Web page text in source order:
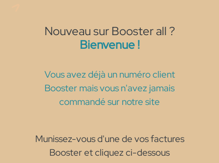
Nouveau sur Booster all ?
Bienvenue !
Vous avez déjà un numéro client
Booster mais vous n'avez jamais
commandé sur notre site
Munissez-vous d'une de vos factures
Booster et cliquez ci-dessous